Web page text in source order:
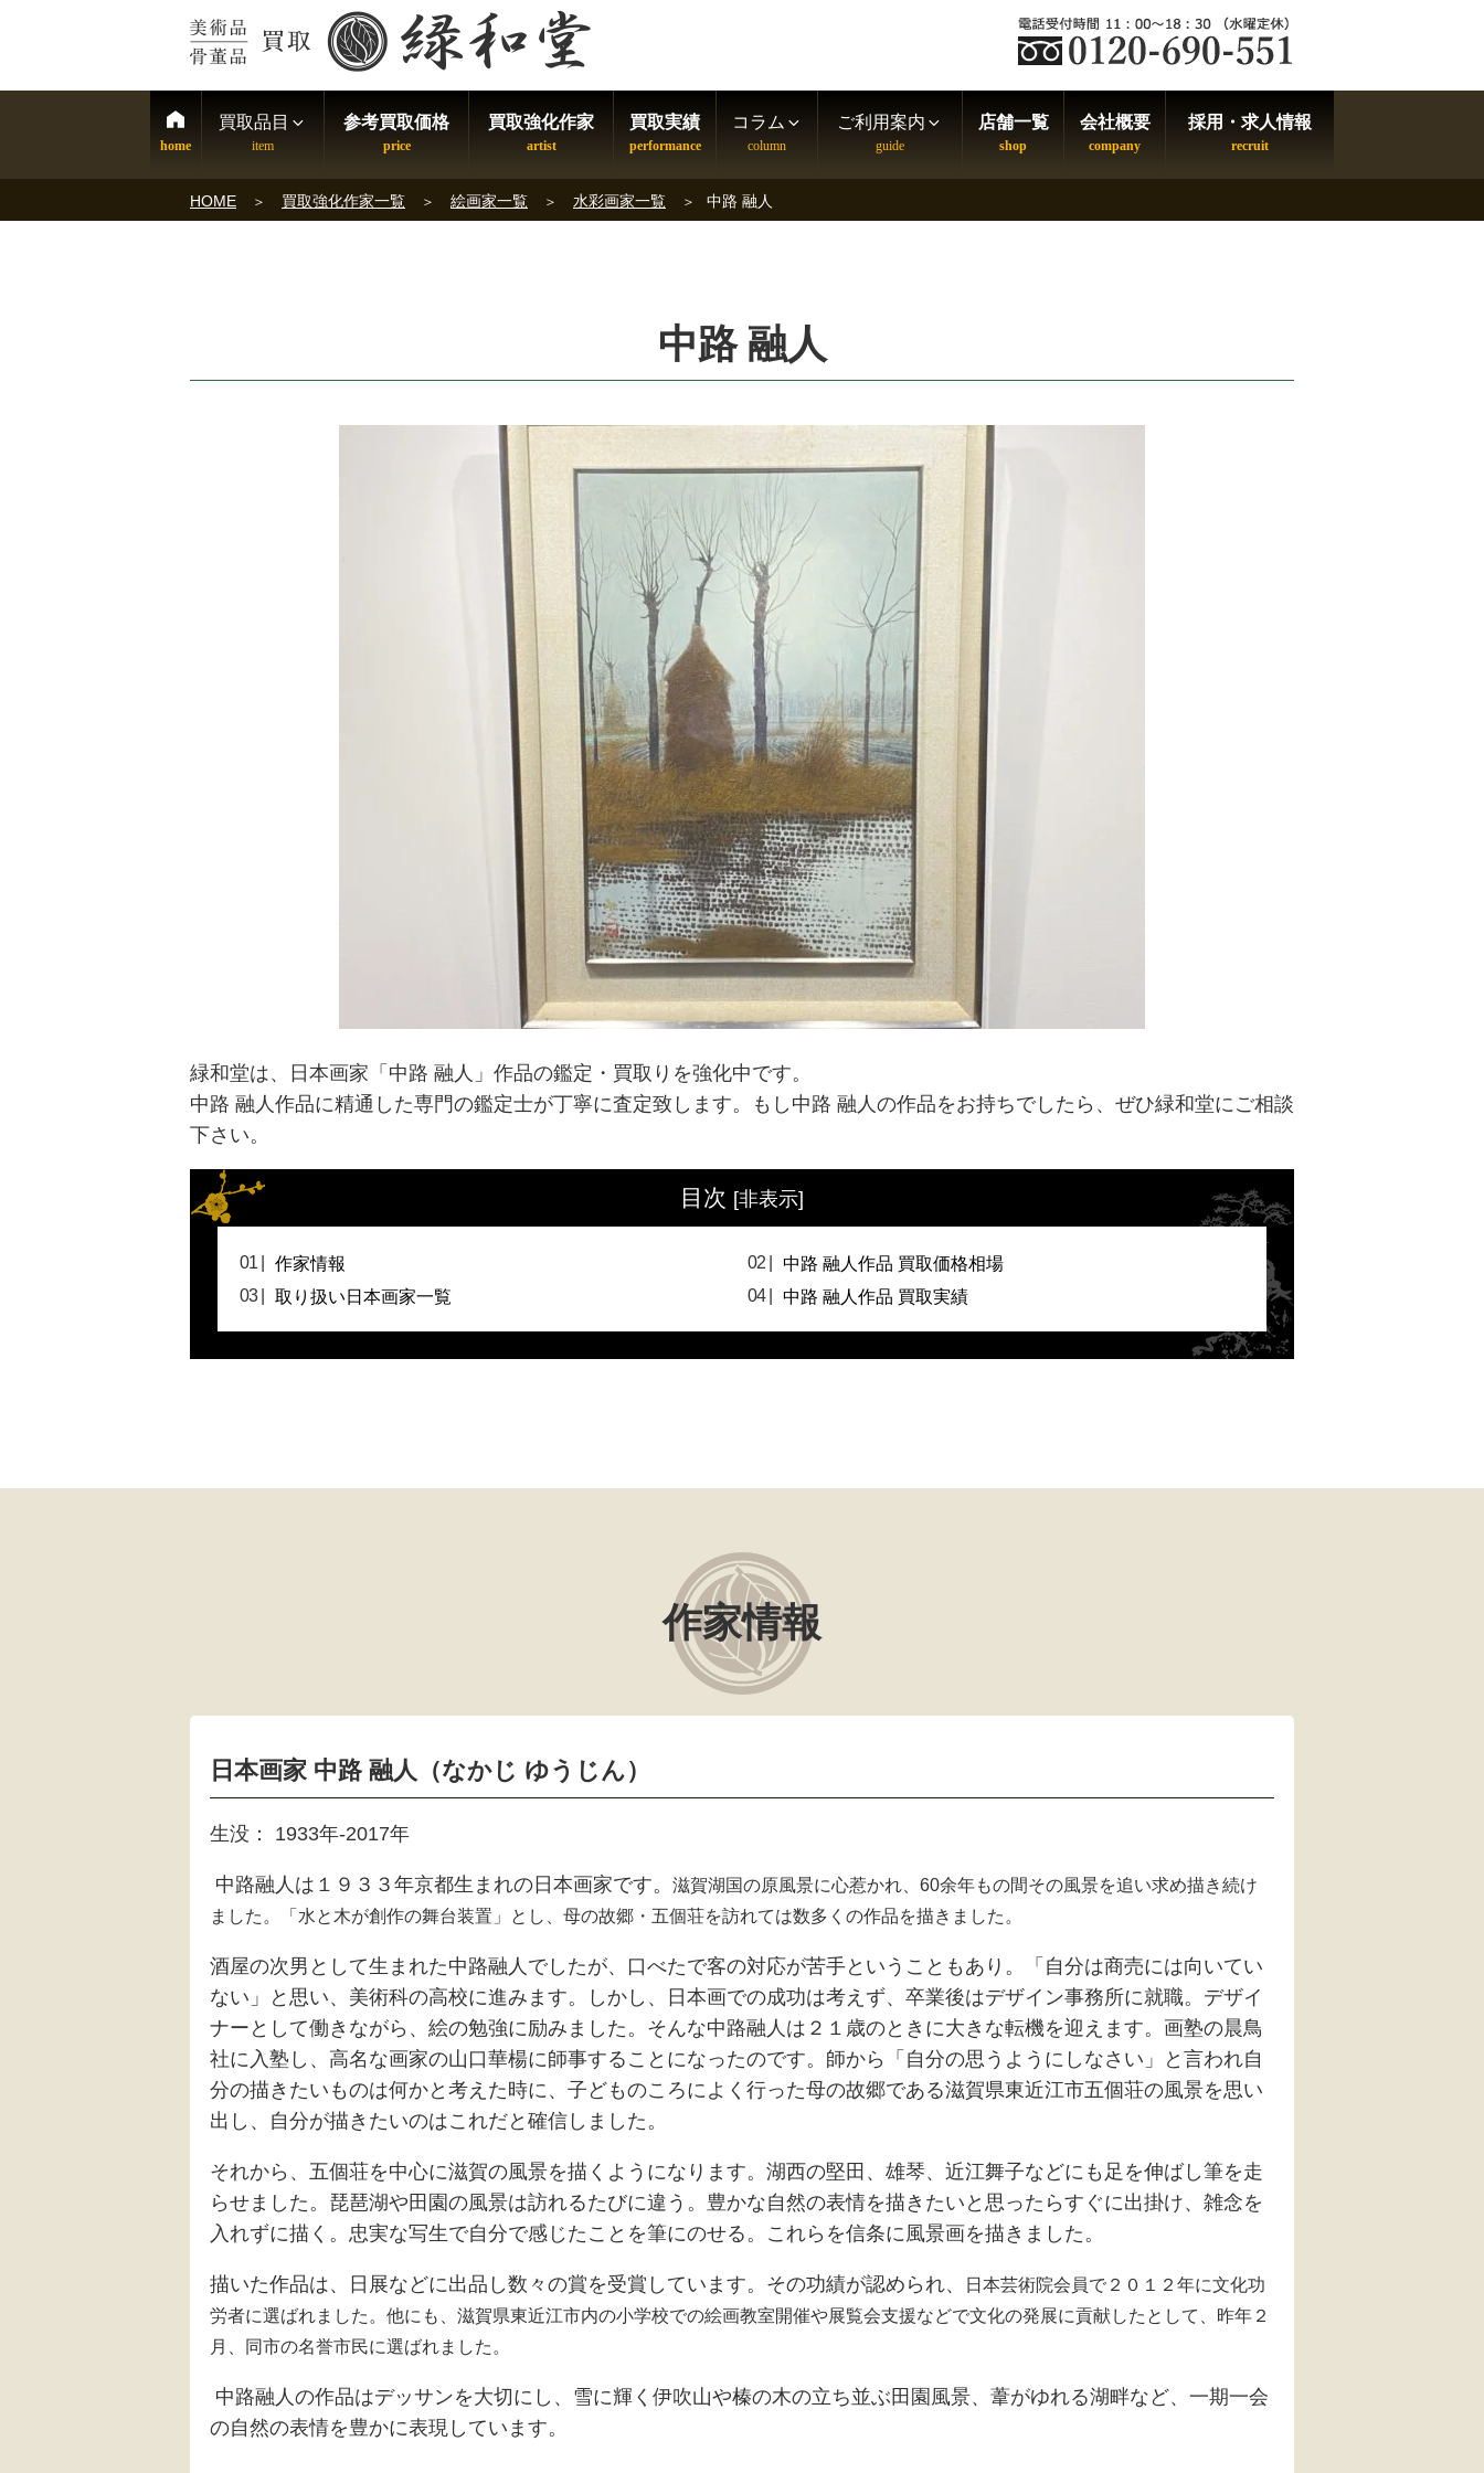
買取品目 参考買取価格 買取強化作家 買取実績 コラム ご利用案内 店舗一覧 会社概要 採用・求人情報
HOME 買取強化作家一覧 絵画家一覧 水彩画家一覧 中路 融人
中路 融人
緑和堂は、日本画家「中路 融人」作品の鑑定・買取りを強化中です。
中路 融人作品に精通した専門の鑑定士が丁寧に査定致します。もし中路 融人の作品をお持ちでしたら、ぜひ緑和堂にご相談
下さい。
目次 [非表示]
作家情報
中路 融人作品 買取価格相場
取り扱い日本画家一覧
中路 融人作品 買取実績
作家情報
日本画家 中路 融人（なかじ ゆうじん）
生没： 1933年-2017年
中路融人は１９３３年京都生まれの日本画家です。 滋賀湖国の原風景に心惹かれ、60余年もの間その風景を追い求め描き続け
ました。
「水と木が創作の舞台装置」とし、母の故郷・五個荘を訪れては数多くの作品を描きました。
酒屋の次男として生まれた中路融人でしたが、口べたで客の対応が苦手ということもあり。「自分は商売には向いてい
ない」と思い、美術科の高校に進みます。しかし、日本画での成功は考えず、卒業後はデザイン事務所に就職。デザイ
ナーとして働きながら、絵の勉強に励みました。そんな中路融人は２１歳のときに大きな転機を迎えます。画塾の晨鳥
社に入塾し、高名な画家の山口華楊に師事することになったのです。師から「自分の思うようにしなさい」と言われ自
分の描きたいものは何かと考えた時に、子どものころによく行った母の故郷である滋賀県東近江市五個荘の風景を思い
出し、自分が描きたいのはこれだと確信しました。
それから、五個荘を中心に滋賀の風景を描くようになります。湖西の堅田、雄琴、近江舞子などにも足を伸ばし筆を走
らせました。琵琶湖や田園の風景は訪れるたびに違う。豊かな自然の表情を描きたいと思ったらすぐに出掛け、雑念を
入れずに描く。忠実な写生で自分で感じたことを筆にのせる。これらを信条に風景画を描きました。
描いた作品は、日展などに出品し数々の賞を受賞しています。その功績が認められ、
日本芸術院会員で２０１２年に文化功
労者に選ばれました。他にも、滋賀県東近江市内の小学校での絵画教室開催や展覧会支援などで文化の発展に貢献したとして、昨年２
月、同市の名誉市民に選ばれました。
中路融人の作品はデッサンを大切にし、雪に輝く伊吹山や榛の木の立ち並ぶ田園風景、葦がゆれる湖畔など、一期一会
の自然の表情を豊かに表現しています。